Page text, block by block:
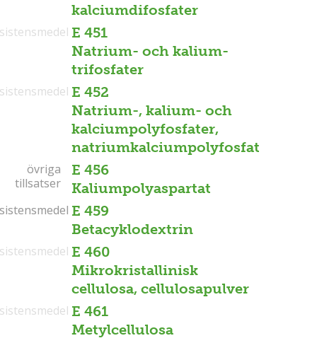
kalciumdifosfater
E 451
Natrium- och kalium-
trifosfater
E 452
Natrium-, kalium- och
kalciumpolyfosfater,
natriumkalciumpolyfosfat
E 456
Kaliumpolyaspartat
övriga
tillsatser
övriga
tillsatser
E 459
Betacyklodextrin
E 460
Mikrokristallinisk
cellulosa, cellulosapulver
E 461
Metylcellulosa